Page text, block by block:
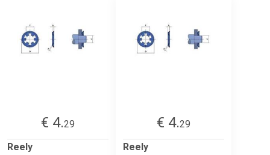
€ 4.29
Reely
€ 4.29
Reely